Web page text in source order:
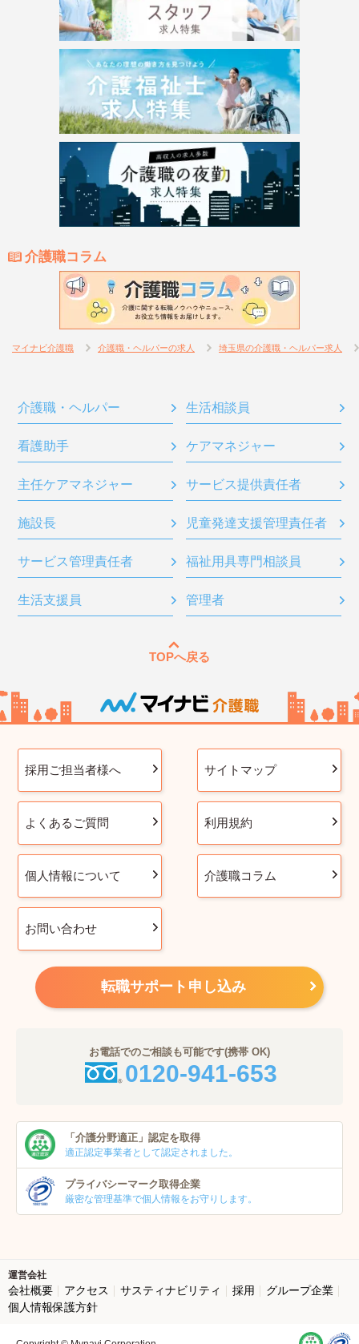
介護職コラム
マイナビ介護職 介護職・ヘルパーの求人 埼玉県の介護職・ヘルパー求人
介護職・ヘルパー 生活相談員
看護助手 ケアマネジャー
主任ケアマネジャー サービス提供責任者
施設長 児童発達支援管理責任者
サービス管理責任者 福祉用具専門相談員
生活支援員 管理者
TOPへ戻る
採用ご担当者様へ サイトマップ
よくあるご質問 利用規約
個人情報について 介護職コラム
お問い合わせ
転職サポート申し込み
お電話でのご相談も可能です(携帯 OK)
0120-941-653
「介護分野適正」 認定を取得
適正認定事業者として認定されました。
プライバシーマーク取得企業
厳密な管理基準で個人情報をお守りします。
運営会社
会社概要 アクセス サスティナビリティ 採用
グループ企業
個人情報保護方針